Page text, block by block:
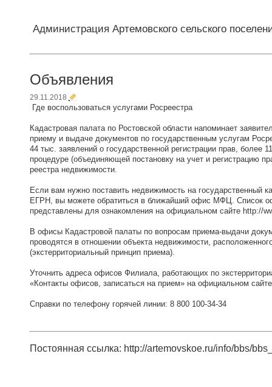
Администрация Артемовского сельского
Объявления
29.11.2018
Где воспользоваться услугами Росреестра
Кадастровая палата по Ростовской области напоминает
приему и выдаче документов по государственным услугам
44 тыс. заявлений о государственной регистрации прав, более
процедуре (объединяющей постановку на учет и регистрацию
реестра недвижимости.
Если вам нужно поставить недвижимость на государственный
ЕГРН, вы можете обратиться в ближайший офис МФЦ. Список
представлены для ознакомления на официальном сайте http://
В офисы Кадастровой палаты по вопросам приема-выдачи
проводятся в отношении объекта недвижимости,
(экстерриториальный принцип приема).
Уточнить адреса офисов Филиала, работающих по
«Контакты офисов, записаться на прием» на официальном
Справки по телефону горячей линии: 8 800 100-34-34
Постоянная ссылка: http://artemovskoe.ru/info/bbs/